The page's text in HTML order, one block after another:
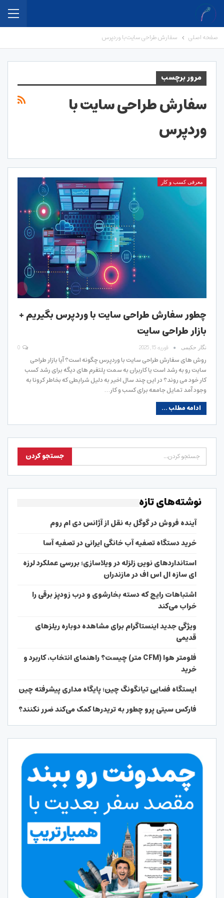
صفحه اصلی سفارش طراحی سایت با وردپرس
مرور برچسب
سفارش طراحی سایت با
وردپرس
معرفی کسب و کار
چطور سفارش طراحی سایت با وردپرس بگیریم +
بازار طراحی سایت
نگار حکیمی فوریه 15, 2025
روش های سفارش طراحی سایت با وردپرس چگونه است؟ آیا بازار طراحی
سایت رو به رشد است یا کاربران به سمت پلتفرم های دیگه برای رشد کسب
کار خود می روند؟ در این چند سال اخیر به دلیل شرایطی که بخاطر کرونا به
وجود آمد تمایل جامعه برای کسب و کار…
ادامه مطلب ...
نوشته‌های تازه
آینده فروش در گوگل به نقل از آژانس دی ام روم
خرید دستگاه تصفیه آب خانگی ایرانی در تصفیه آسا
استانداردهای نوین زلزله در ویلاسازی؛ بررسی عملکرد لرزه
ای سازه ال اس اف در مازندران
اشتباهات رایج که دسته بخارشوی و درب زودپز برقی را
خراب می‌کند
ویژگی جدید اینستاگرام برای مشاهده دوباره ریلزهای
قدیمی
فلومتر هوا (CFM متر) چیست؟ راهنمای انتخاب، کاربرد و
خرید
ایستگاه فضایی تیانگونگ چین؛ پایگاه مداری پیشرفته چین
فارکس سیتی پرو چطور به تریدرها کمک می‌کند ضرر نکنند؟